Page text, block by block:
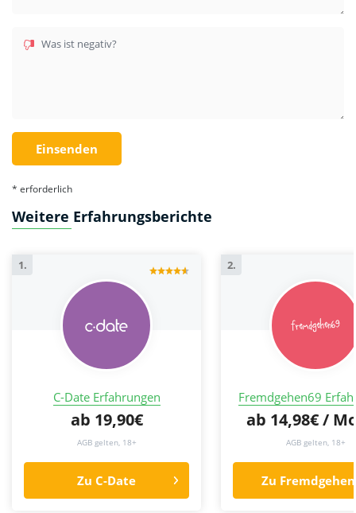
Was ist negativ?
* erforderlich
Weitere Erfahrungsberichte
1.
C-Date Erfahrungen
ab 19,90€
AGB gelten, 18+
Zu C-Date
2.
Fremdgehen69
ab 14,98€ /
AGB gelten, 18+
Zu